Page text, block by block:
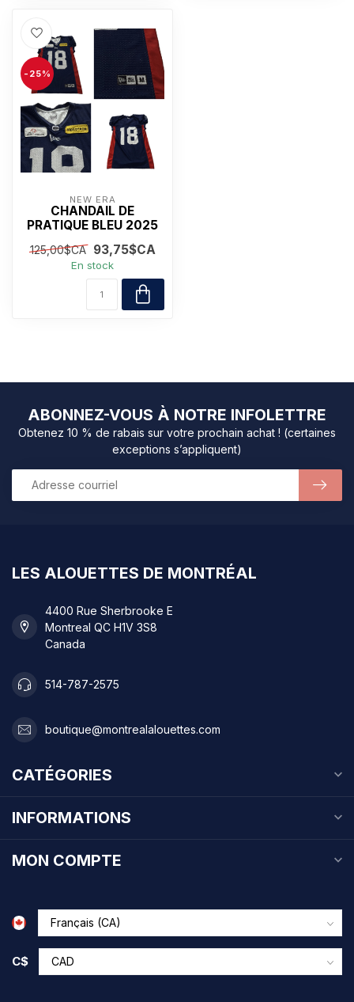
-25%
NEW ERA
CHANDAIL DE
PRATIQUE BLEU 2025
125,00$CA 93,75$CA
En stock
ABONNEZ-VOUS À NOTRE INFOLETTRE
Obtenez 10 % de rabais sur votre prochain achat ! (certaines
exceptions s’appliquent)
LES ALOUETTES DE MONTRÉAL
4400 Rue Sherbrooke E
Montreal QC H1V 3S8
Canada
514-787-2575
boutique@montrealalouettes.com
CATÉGORIES
INFORMATIONS
MON COMPTE
C$